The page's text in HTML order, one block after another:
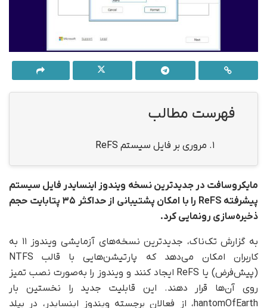
فهرست مطالب
1. مروری بر فایل سیستم ReFS
مایکروسافت در جدیدترین نسخه ویندوز اینسایدر فایل سیستم
پیشرفته ReFS را با امکان پشتیبانی از حداکثر ۳۵ پتابایت حجم
ذخیره‌سازی رونمایی کرد.
به گزارش تک‌ناک، جدیدترین نسخه‌های آزمایشی ویندوز ۱۱ به
کاربران امکان می‌دهد که پارتیشن‌هایی با قالب NTFS
(پیش‌فرض) یا ReFS ایجاد کنند و ویندوز را به‌صورت نصب تمیز
روی آن‌ها قرار دهند. این قابلیت جدید را نخستین بار
hantomOfEarth، از فعالان برجسته ویندوز اینسایدر، در بیلد